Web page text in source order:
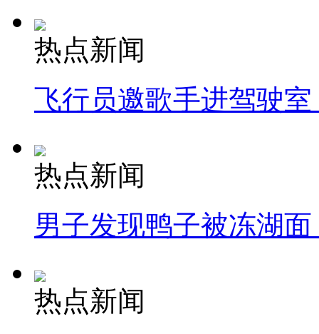
热点新闻
飞行员邀歌手进驾驶
热点新闻
男子发现鸭子被冻湖
热点新闻